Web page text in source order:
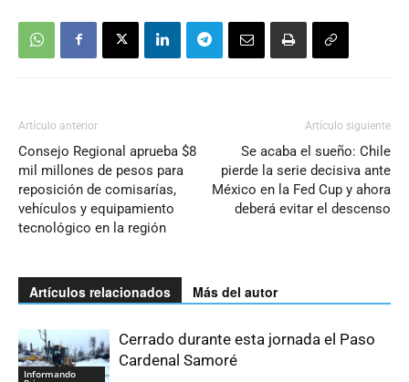
Artículo anterior
Consejo Regional aprueba $8
mil millones de pesos para
reposición de comisarías,
vehículos y equipamiento
tecnológico en la región
Artículo siguiente
Se acaba el sueño: Chile
pierde la serie decisiva ante
México en la Fed Cup y ahora
deberá evitar el descenso
Artículos relacionados Más del autor
Informando
Cerrado durante esta jornada el Paso
Cardenal Samoré